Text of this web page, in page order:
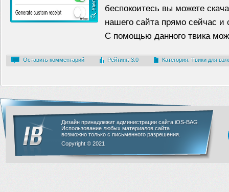
беспокоитесь вы можете
нашего сайта прямо сейчас и
С помощью данного твика
Оставить комментарий Рейтинг: 3.0 Категория: Твики для
Дизайн принадлежит администрации сайта iOS-BAG
Использование любых материалов сайта
возможно только с письменного разрешения.
Copyright © 2021